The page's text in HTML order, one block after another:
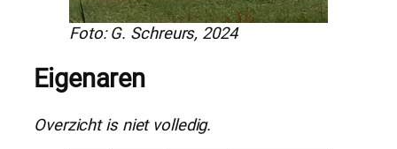
Foto: G. Schreurs, 2024
Eigenaren
Overzicht is niet volledig.